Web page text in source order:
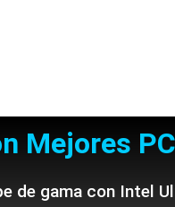
Mejores PC
de gama con Intel